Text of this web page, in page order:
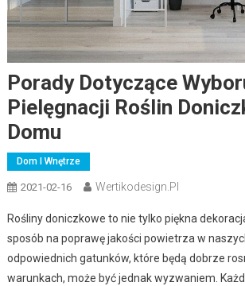
Porady Dotyczące
Pielęgnacji Roślin
Domu
Dom I Wnętrze
2021-02-16 Wertikodesign.pl
Rośliny doniczkowe to nie tylko piękna
sposób na poprawę jakości powietrza w
odpowiednich gatunków, które będą dobrze
warunkach, może być jednak wyzwaniem.